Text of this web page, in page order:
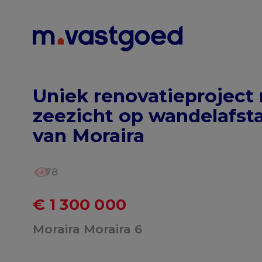
Uniek renovatieproject
zeezicht op
van Moraira
78
€ 1 300 000
Moraira Moraira 6